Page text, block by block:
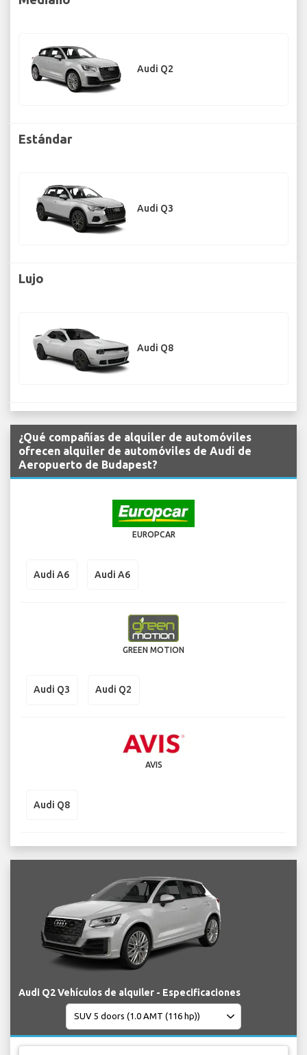
Audi Q2
Estándar
Audi Q3
Lujo
Audi Q8
¿Qué compañías de alquiler de automóviles
ofrecen alquiler de automóviles de Audi de
Aeropuerto de Budapest?
EUROPCAR
Audi A6 Audi A6
GREEN MOTION
Audi Q3 Audi Q2
AVIS
Audi Q8
Audi Q2 Vehículos de alquiler - Especificaciones